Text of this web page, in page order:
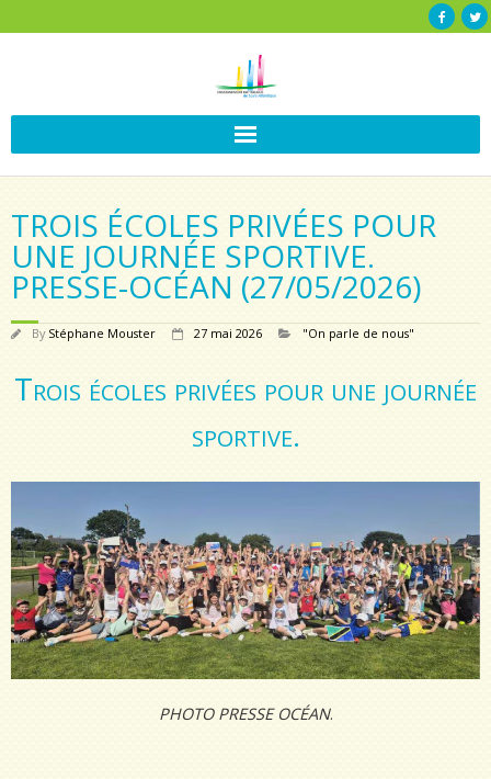
TROIS ÉCOLES PRIVÉES POUR
UNE JOURNÉE SPORTIVE.
PRESSE-OCÉAN (27/05/2026)
By Stéphane Mouster 27 mai 2026 "On parle de nous"
Trois écoles privées pour une journée
sportive.
PHOTO PRESSE OCÉAN.